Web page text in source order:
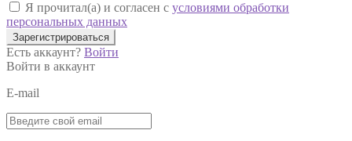
Я прочитал(а) и согласен с условиями обработки
персональных данных
Зарегистрироваться
Есть аккаунт? Войти
Войти в аккаунт
E-mail